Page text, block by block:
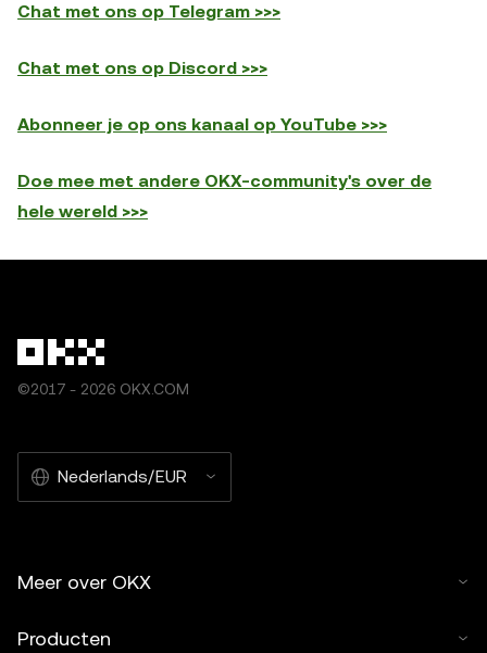
Chat met ons op Telegram >>>
Chat met ons op Discord >>>
Abonneer je op ons kanaal op YouTube >>>
Doe mee met andere OKX-community's over de
hele wereld >>>
©2017 - 2026 OKX.COM
Nederlands/EUR
Meer over OKX
Producten